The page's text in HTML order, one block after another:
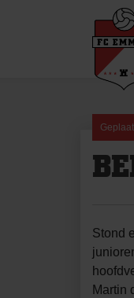
Stond
Martin